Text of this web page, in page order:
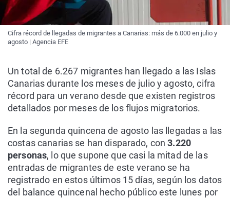
Cifra récord de llegadas de migrantes a Canarias: más de 6.000 en julio y
agosto | Agencia EFE
Un total de 6.267 migrantes han llegado a las Islas
Canarias durante los meses de julio y agosto, cifra
récord para un verano desde que existen registros
detallados por meses de los flujos migratorios.
En la segunda quincena de agosto las llegadas a las
costas canarias se han disparado, con3.220
personas, lo que supone que casi la mitad de las
entradas de migrantes de este verano se ha
registrado en estos últimos 15 días, según los datos
del balance quincenal hecho público este lunes por